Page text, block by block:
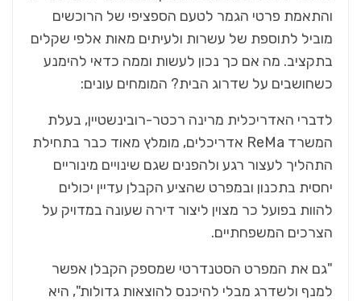
והתאמת פרטי הגמר לטעם הספציפי של הרוכשים
מוביל לתוספת של עשרות ולעיתים מאות אלפי שקלים
בתקציב. מה אם כך נכון לעשות וממה כדאי להימנע
כשחושבים על שדרוג הבית? המומחים עונים:
לדברי האדריכלית מרינה רכטר-רובינשטיין, בעלת
המשרד ReMa אדריכלים, מומלץ מאוד כבר בתחילת
התהליך לעצור רגע ולהפנים שגם שינויים מינוריים
יחסית בתכנון ובמפרט שהציע הקבלן עדיין יכולים
להוות בפועל כר מצוין ליצור דירה שעונה במדויק על
הצרכים המשפחתיים.
"גם את המפרט הסטנדרטי שמספק הקבלן אפשר
למנף ולשדרג מבלי להיכנס להוצאות גדולות", היא